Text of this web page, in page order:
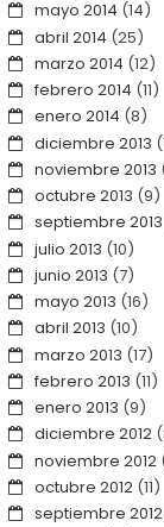
mayo 2014 (14)
abril 2014 (25)
marzo 2014 (12)
febrero 2014 (11)
enero 2014 (8)
diciembre 2013
noviembre 2013
octubre 2013 (9)
septiembre 2013
julio 2013 (10)
junio 2013 (7)
mayo 2013 (16)
abril 2013 (10)
marzo 2013 (17)
febrero 2013 (11)
enero 2013 (9)
diciembre 2012
noviembre 2012
octubre 2012(11)
septiembre 2012